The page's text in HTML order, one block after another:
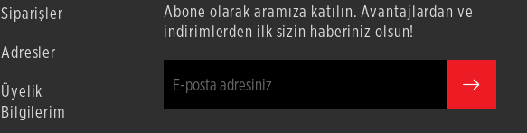
Siparişler
Adresler
Üyelik
Bilgilerim
Abone olarak aramıza katılın. Avantajlardan ve
indirimlerden ilk sizin haberiniz olsun!